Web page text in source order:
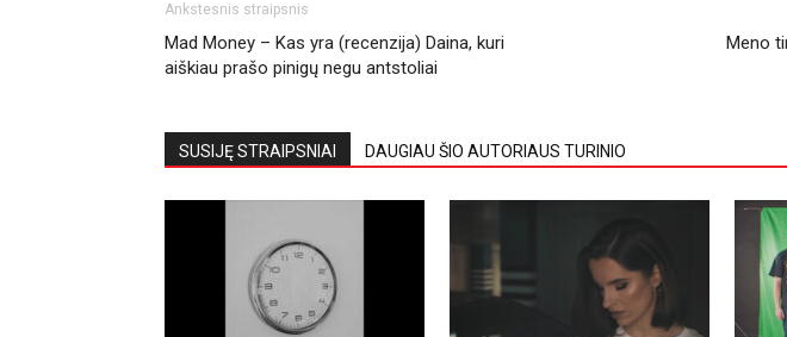
Ankstesnis straipsnis
Mad Money – Kas yra (recenzija) Daina, kuri
aiškiau prašo pinigų negu antstoliai
Meno
SUSIJĘ STRAIPSNIAI DAUGIAU ŠIO AUTORIAUS TURINIO